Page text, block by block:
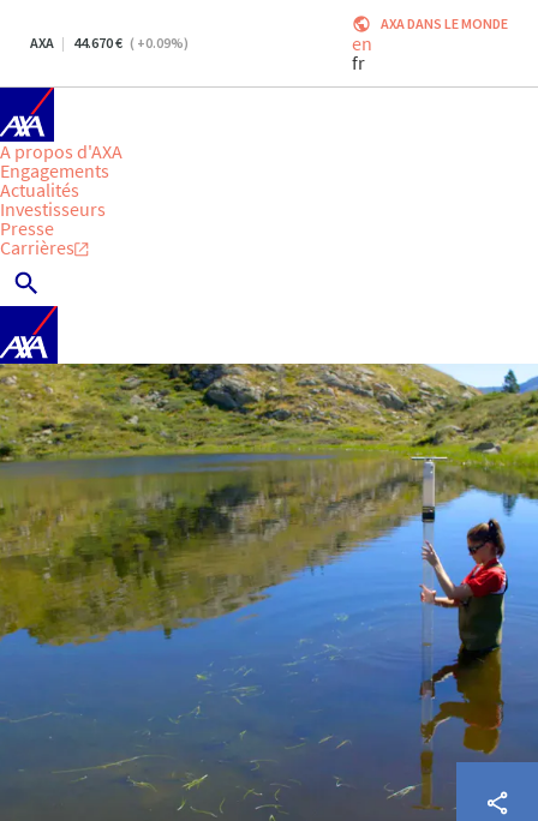
AXA 44.670 ( +0.09%)
AXA DANS LE MONDE
en
fr
A propos d'AXA
Engagements
Actualités
Investisseurs
Presse
Carrières